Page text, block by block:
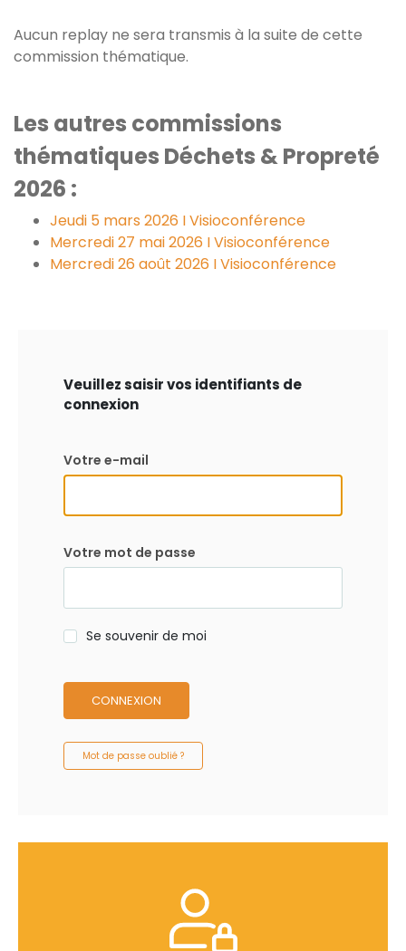
Aucun replay ne sera transmis à la suite de cette
commission thématique.
Les autres commissions
thématiques Déchets & Propreté
2026 :
Jeudi 5 mars 2026 I Visioconférence
Mercredi 27 mai 2026 I Visioconférence
Mercredi 26 août 2026 I Visioconférence
Veuillez saisir vos identifiants de
connexion
Votre e-mail
Votre mot de passe
Se souvenir de moi
CONNEXION
Mot de passe oublié ?